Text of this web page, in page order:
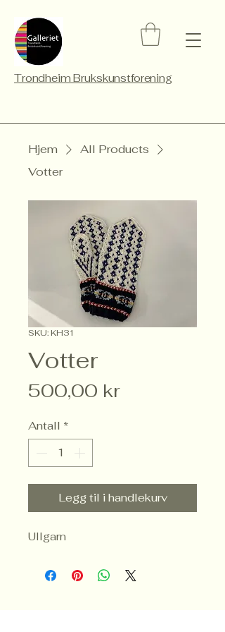
Trondheim Brukskunstforening
Hjem
All Products
Votter
SKU: KH31
Votter
500,00 krPris
Antall *
Legg til i handlekurv
Ullgarn